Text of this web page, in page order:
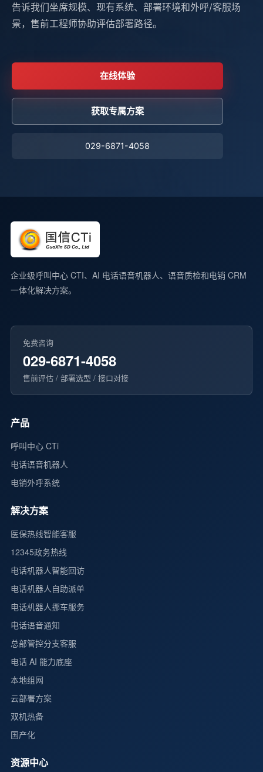
告诉我们坐席规模、现有系统、部署环境和外呼/客服场
景，售前工程师协助评估部署路径。
在线体验
获取专属方案
029-6871-4058
企业级呼叫中心 CTI、AI 电话语音机器人、语音质检和电销 CRM
一体化解决方案。
免费咨询
029-6871-4058
售前评估 / 部署选型 / 接口对接
产品
呼叫中心 CTi
电话语音机器人
电销外呼系统
解决方案
医保热线智能客服
12345政务热线
电话机器人智能回访
电话机器人自助派单
电话机器人挪车服务
电话语音通知
总部管控分支客服
电话 AI 能力底座
本地组网
云部署方案
双机热备
国产化
资源中心